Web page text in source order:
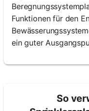
Funktionen für den
ein guter
So